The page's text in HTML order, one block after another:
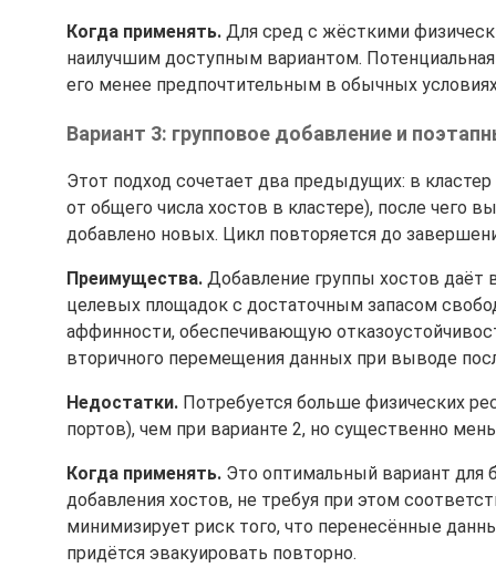
Когда применять. Для сред с жёсткими
наилучшим доступным вариантом.
его менее предпочтительным в обычных
Вариант 3: групповое добавление и
Этот подход сочетает два предыдущих: в
от общего числа хостов в кластере), после чего
добавлено новых. Цикл повторяется до
Преимущества. Добавление группы хостов даёт
целевых площадок с достаточным запасом
аффинности, обеспечивающую
вторичного перемещения данных при выводе
Недостатки. Потребуется больше физических
портов), чем при варианте 2, но существенно
Когда применять. Это оптимальный вариант для
добавления хостов, не требуя при этом
минимизирует риск того, что перенесённые
придётся эвакуировать повторно.